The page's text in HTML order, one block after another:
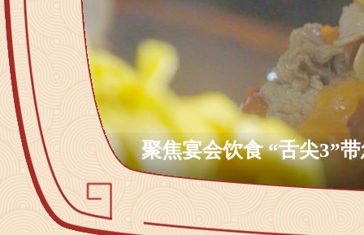
“舌尖3”寻找味觉版图